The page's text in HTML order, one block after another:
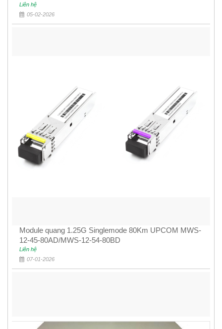
Liên hệ
05-02-2026
Module quang 1.25G Singlemode 80Km UPCOM MWS-
12-45-80AD/MWS-12-54-80BD
Liên hệ
07-01-2026